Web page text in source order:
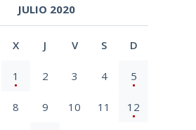
JULIO 2020
X J V S D
1 2 3 4 5
8 9 10 11 12